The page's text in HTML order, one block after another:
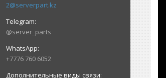
2@serverpart.kz
@server_parts
+7776 760 6052